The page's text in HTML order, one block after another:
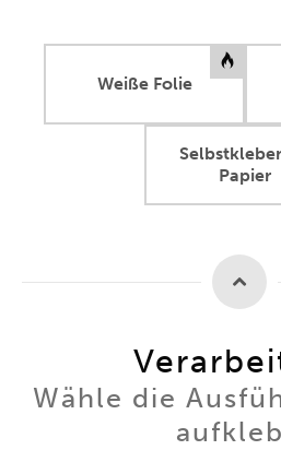
Weiße Folie
Papier
Wähle die